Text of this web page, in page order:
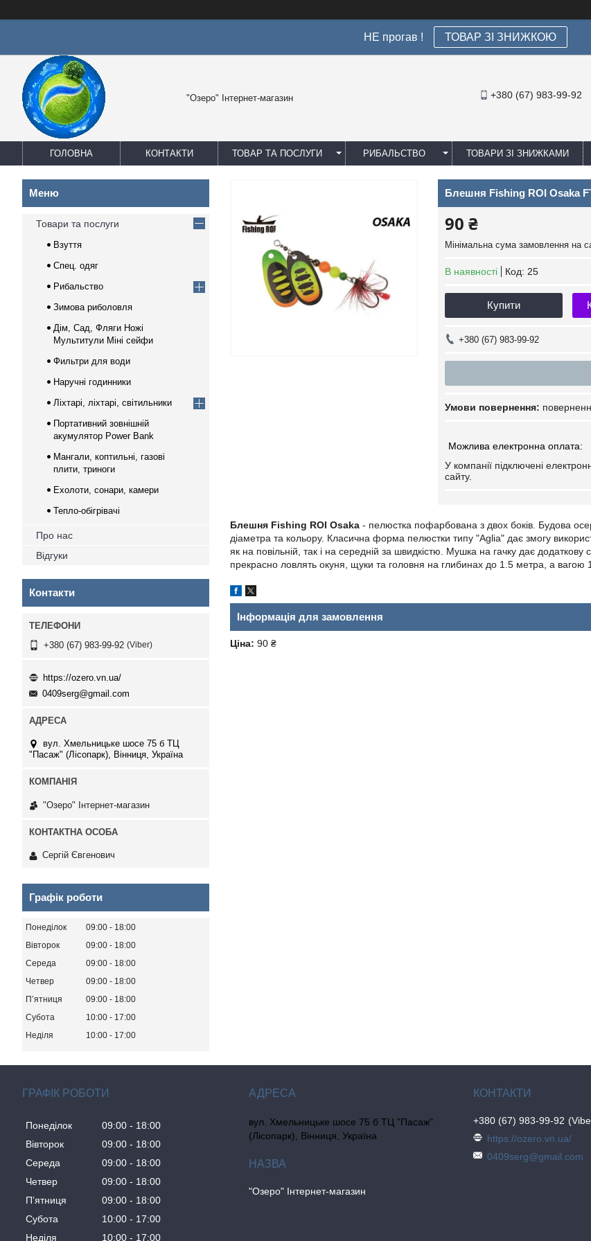
НЕ прогав ! ТОВАР ЗІ ЗНИЖКОЮ
"Озеро" Інтернет-магазин +380 (67) 983-99-92
ГОЛОВНА КОНТАКТИ ТОВАР ТА ПОСЛУГИ РИБАЛЬСТВО ТОВАРИ ЗІ ЗНИЖКАМИ
Блешня Fishing ROI Osaka
90 ₴
Мінімальна сума замовлення на
В наявності Код: 25
Купити
+380 (67) 983-99-92
У компанії підключені
сайту.
Блешня Fishing ROI Osaka - пелюстка пофарбована з двох боків. Будова
діаметра та кольору. Класична форма пелюстки типу "Aglia" дає змогу
як на повільній, так і на середній за швидкістю. Мушка на гачку дає додаткову
прекрасно ловлять окуня, щуки та головня на глибинах до 1.5 метра, а вагою
Інформація для замовлення
Ціна: 90 ₴
Товари та послуги
Взуття
Спец. одяг
Рибальство
Зимова риболовля
Дім, Сад, Фляги Ножі
Мультитули Міні сейфи
Фильтри для води
Наручні годинники
Ліхтарі, ліхтарі, світильники
Портативний зовнішній
акумулятор Power Bank
Мангали, коптильні, газові
плити, триноги
Ехолоти, сонари, камери
Тепло-обігрівачі
Про нас
Відгуки
Контакти
+380 (67) 983-99-92 Viber
https://ozero.vn.ua/
0409serg@gmail.com
вул. Хмельницьке шосе 75 б ТЦ
"Пасаж" (Лісопарк), Вінниця, Україна
"Озеро" Інтернет-магазин
Сергій Євгенович
Графік роботи
Понеділок 09:00
18:00
Вівторок
09:00
18:00
Середа
09:00
18:00
Четвер
09:00
18:00
Пʼятниця
09:00
18:00
Субота
10:00
17:00
Неділя
10:00 17:00
ГРАФІК РОБОТИ
Понеділок 09:00
18:00
Вівторок
09:00
18:00
Середа
09:00
18:00
Четвер
09:00
18:00
Пʼятниця
09:00
18:00
Субота
10:00
17:00
Неділя
10:00 17:00
вул. Хмельницьке шосе 75 б ТЦ "Пасаж"
(Лісопарк), Вінниця, Україна
"Озеро" Інтернет-магазин
+380 (67) 983-99-92
https://ozero.vn.ua/
0409serg@gmail.com